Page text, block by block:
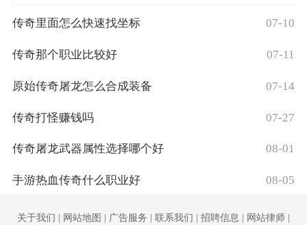
传奇里面怎么快速找坐标 07-10
传奇那个职业比较好 07-11
原始传奇屠龙怎么合成装备 07-14
传奇打怪赚钱吗 07-27
传奇屠龙武器属性选择哪个好 08-01
手游热血传奇什么职业好 08-05
关于我们 | 网站地图 | 广告服务 | 联系我们 | 招聘信息 | 网站律师 |